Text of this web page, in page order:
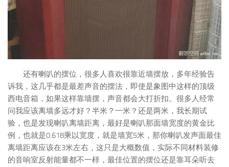
还有喇叭的摆位，很多人喜欢很靠近墙摆放，多年经验告
诉我，这几乎都是最差声音的摆法，即使是象图中这样的顶级
西电音箱，如果这样靠墙摆，声音都会大打折扣。很多人经常
问我应该离墙多远才好？半米？一米？还是两米，我长期试
验，也是发现喇叭离墙距离，最好是喇叭那面墙宽度的黄金比
例，也就是0.618乘以宽度，就是墙宽5米，那你喇叭发声面最佳
离墙距离应该在3米左右，这只是大概数值，实际不同材料装修
的音响室反射能量都不一样，最佳位置的摆位还是靠耳朵听去